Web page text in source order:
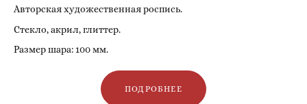
Авторская художественная роспись.
Стекло, акрил, глиттер.
Размер шара: 100 мм.
ПОДРОБНЕЕ